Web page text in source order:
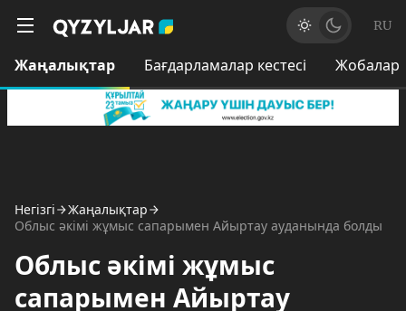
RU
Жаңалықтар Бағдарламалар кестесі Жобалар
Негізгі
Жаңалықтар
Облыс әкімі жұмыс сапарымен Айыртау ауданында болды
Облыс әкімі жұмыс
сапарымен Айыртау